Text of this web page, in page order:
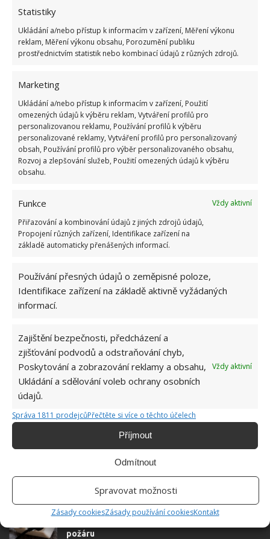
Statistiky
Ukládání a/nebo přístup k informacím v zařízení, Měření výkonu
reklam, Měření výkonu obsahu, Porozumění publiku
prostřednictvím statistik nebo kombinací údajů z různých zdrojů.
Marketing
Ukládání a/nebo přístup k informacím v zařízení, Použití
omezených údajů k výběru reklam, Vytváření profilů pro
personalizovanou reklamu, Používání profilů k výběru
personalizované reklamy, Vytváření profilů pro personalizovaný
obsah, Používání profilů pro výběr personalizovaného obsahu,
Rozvoj a zlepšování služeb, Použití omezených údajů k výběru
obsahu.
Funkce
Vždy aktivní
Přiřazování a kombinování údajů z jiných zdrojů údajů,
Propojení různých zařízení, Identifikace zařízení na
základě automaticky přenášených informací.
Používání přesných údajů o zeměpisné poloze,
Identifikace zařízení na základě aktivně vyžádaných
informací.
Zajištění bezpečnosti, předcházení a
zjišťování podvodů a odstraňování chyb,
Poskytování a zobrazování reklamy a obsahu,
Ukládání a sdělování voleb ochrany osobních
údajů.
Vždy aktivní
Správa 1811 prodejcůPřečtěte si více o těchto účelech
Příjmout
Odmítnout
Spravovat možnosti
Zásady cookiesZásady používání cookiesKontakt
ELEKTŘINA ELEKTROSPOTŘEBIČE NEBEZPEČÍ
PRODLUŽOVACÍ KABEL
Přidejte svůj názor
KOMENTOVAT
Absolvent České zemědělské
univerzity, který je již od malička
SOUVISEJÍCÍ ČLÁNKY
Hasiči důrazně varují před kritickou chybou,
kterou s prodlužovacími kabely dělá většina
Neodpojená nabíječka ze zásuvky vás může
požáru